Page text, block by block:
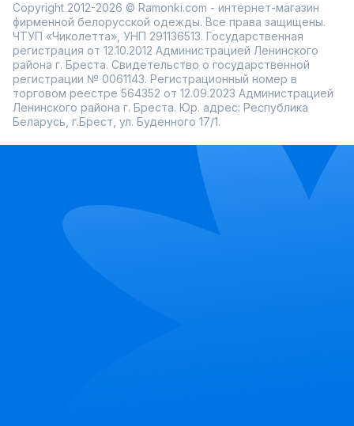
спокойно выбрать именно ту посадку, которая нравится в
зеркале и в движении.
Copyright 2012-2026 © Ramonki.com - интернет-магазин
фирменной белорусской одежды. Все права защищены.
ЧТУП «Чиколетта», УНП 291136513. Государственная
регистрация от 12.10.2012 Администрацией Ленинского
района г. Бреста. Свидетельство о государственной
регистрации № 0061143. Регистрационный номер в
торговом реестре 564352 от 12.09.2023 Администрацией
Ленинского района г. Бреста. Юр. адрес: Республика
Беларусь, г.Брест, ул. Буденного 17/1.